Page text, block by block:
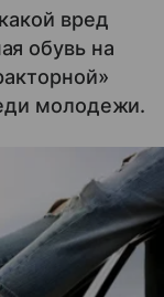
вред
обувь на
молодежи.